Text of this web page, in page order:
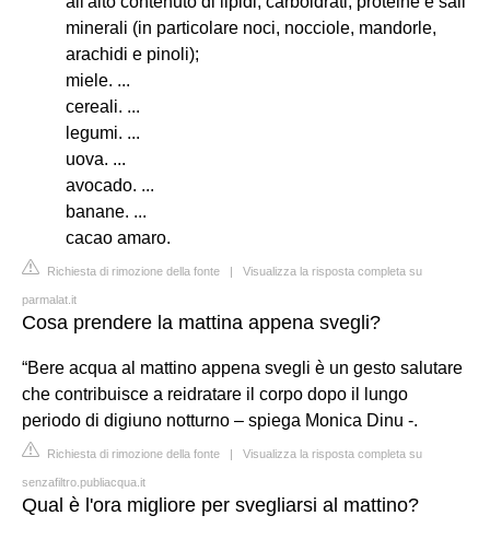
minerali (in particolare noci, nocciole, mandorle,
arachidi e pinoli);
miele. ...
cereali. ...
legumi. ...
uova. ...
avocado. ...
banane. ...
cacao amaro.
Richiesta di rimozione della fonte | Visualizza la risposta completa su
parmalat.it
Cosa prendere la mattina appena svegli?
“Bere acqua al mattino appena svegli è un gesto salutare
che contribuisce a reidratare il corpo dopo il lungo
periodo di digiuno notturno – spiega Monica Dinu -.
Richiesta di rimozione della fonte | Visualizza la risposta completa su
senzafiltro.publiacqua.it
Qual è l'ora migliore per svegliarsi al mattino?